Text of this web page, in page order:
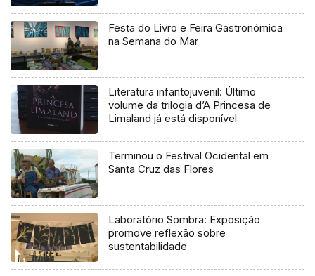
Festa do Livro e Feira Gastronómica
na Semana do Mar
Literatura infantojuvenil: Último
volume da trilogia d’A Princesa de
Limaland já está disponível
Terminou o Festival Ocidental em
Santa Cruz das Flores
Laboratório Sombra: Exposição
promove reflexão sobre
sustentabilidade